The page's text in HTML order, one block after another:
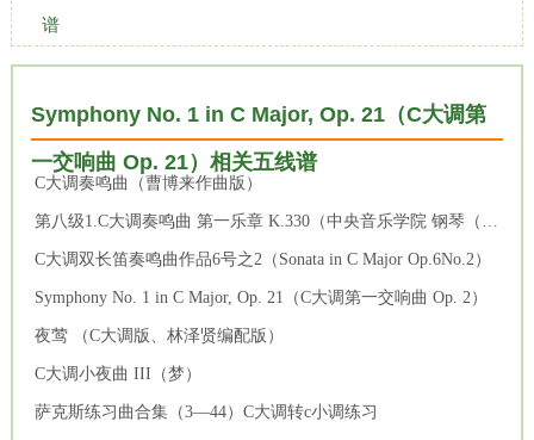
谱
Symphony No. 1 in C Major, Op. 21（C大调第
一交响曲 Op. 21）相关五线谱
C大调奏鸣曲（曹博来作曲版）
第八级1.C大调奏鸣曲 第一乐章 K.330（中央音乐学院 钢琴（业余）考级教程 7-9级）
C大调双长笛奏鸣曲作品6号之2（Sonata in C Major Op.6No.2）
Symphony No. 1 in C Major, Op. 21（C大调第一交响曲 Op. 2）
夜莺 （C大调版、林泽贤编配版）
C大调小夜曲 III（梦）
萨克斯练习曲合集（3—44）C大调转c小调练习